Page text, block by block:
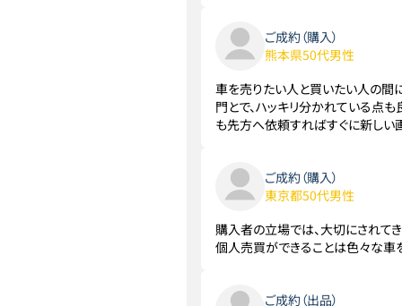
ご成約（購入）
熊本県50代男性
車を売りたい人と買いたい人の間
門とで、ハッキリ分かれている点
も先方へ依頼すればすぐに新しい
ご成約（購入）
東京都50代男性
購入者の立場では、大切にされて
個人売買ができることは色々な車
ご成約（出品）